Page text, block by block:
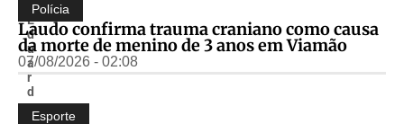
E
d
u
a
r
d
o
Polícia
Laudo confirma trauma craniano como causa
da morte de menino de 3 anos em Viamão
07/08/2026 - 02:08
Esporte